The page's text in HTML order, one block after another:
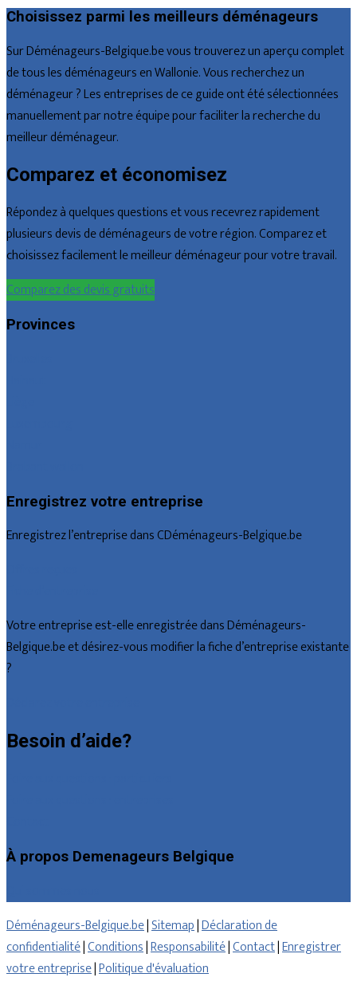
Choisissez parmi les meilleurs déménageurs
Sur Déménageurs-Belgique.be vous trouverez un aperçu complet
de tous les déménageurs en Wallonie. Vous recherchez un
déménageur ? Les entreprises de ce guide ont été sélectionnées
manuellement par notre équipe pour faciliter la recherche du
meilleur déménageur.
Comparez et économisez
Répondez à quelques questions et vous recevrez rapidement
plusieurs devis de déménageurs de votre région. Comparez et
choisissez facilement le meilleur déménageur pour votre travail.
Comparez des devis gratuits
Provinces
Enregistrez votre entreprise
Enregistrez l’entreprise dans CDéménageurs-Belgique.be
Votre entreprise est-elle enregistrée dans Déménageurs-
Belgique.be et désirez-vous modifier la fiche d’entreprise existante
?
Besoin d’aide?
À propos Demenageurs Belgique
Déménageurs-Belgique.be|Sitemap|Déclaration de
confidentialité|Conditions|Responsabilité|Contact|Enregistrer
votre entreprise|Politique d'évaluation